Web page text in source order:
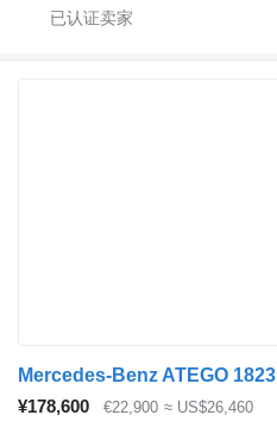
Mercedes-Benz ATEGO 1823
¥178,600
€22,900 ≈ US$26,460